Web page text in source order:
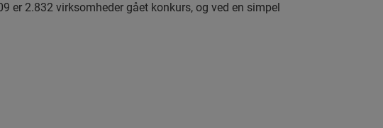
er 2.832 virksomheder gået konkurs, og ved en simpel